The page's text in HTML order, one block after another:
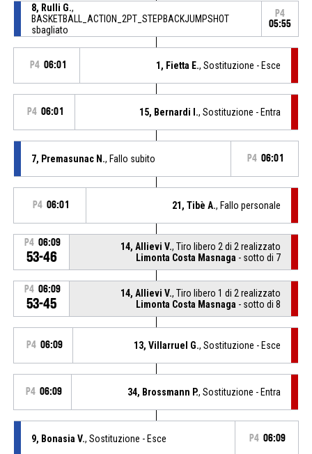
8, Rulli G.,
BASKETBALL_ACTION_2PT_STEPBACKJUMPSHOT
sbagliato
P4
05:55
P4 06:01 1, Fietta E., Sostituzione - Esce
P4 06:01 15, Bernardi I., Sostituzione - Entra
7, Premasunac N., Fallo subito P4 06:01
P4 06:01 21, Tibè A., Fallo personale
P4 06:09
53-46
14, Allievi V., Tiro libero 2 di 2 realizzato
Limonta Costa Masnaga - sotto di 7
P4 06:09
53-45
14, Allievi V., Tiro libero 1 di 2 realizzato
Limonta Costa Masnaga - sotto di 8
P4 06:09 13, Villarruel G., Sostituzione - Esce
P4 06:09 34, Brossmann P., Sostituzione - Entra
9, Bonasia V., Sostituzione - Esce P4 06:09